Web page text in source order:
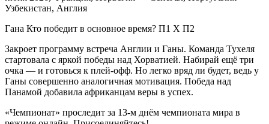
Гана Кто победит в основное время? П1 X П2
Закроет программу встреча Англии и Ганы. Команда Тухеля
стартовала с яркой победы над Хорватией. Набирай ещё три
очка — и готовься к плей-офф. Но легко вряд ли будет, ведь у
Ганы совершенно аналогичная мотивация. Победа над
Панамой добавила африканцам веры в успех.
«Чемпионат» проследит за 13-м днём чемпионата мира в